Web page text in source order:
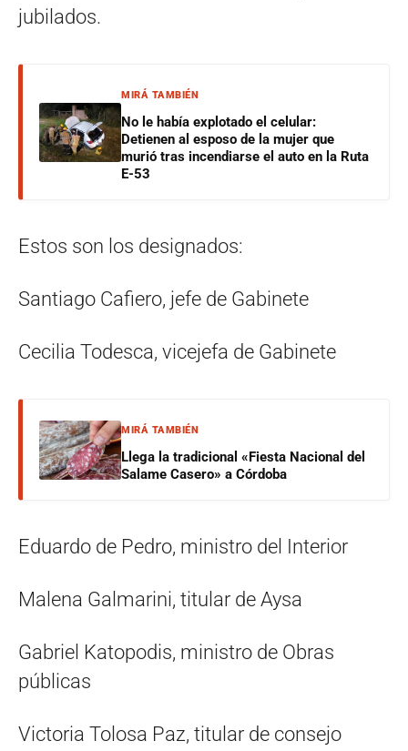
jubilados.
MIRÁ TAMBIÉN
No le había explotado el celular:
Detienen al esposo de la mujer que
murió tras incendiarse el auto en la Ruta
E-53
Estos son los designados:
Santiago Cafiero, jefe de Gabinete
Cecilia Todesca, vicejefa de Gabinete
MIRÁ TAMBIÉN
Llega la tradicional «Fiesta Nacional del
Salame Casero» a Córdoba
Eduardo de Pedro, ministro del Interior
Malena Galmarini, titular de Aysa
Gabriel Katopodis, ministro de Obras
públicas
Victoria Tolosa Paz, titular de consejo